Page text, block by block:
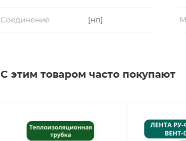
Соединение [нп]
С этим товаром часто покупают